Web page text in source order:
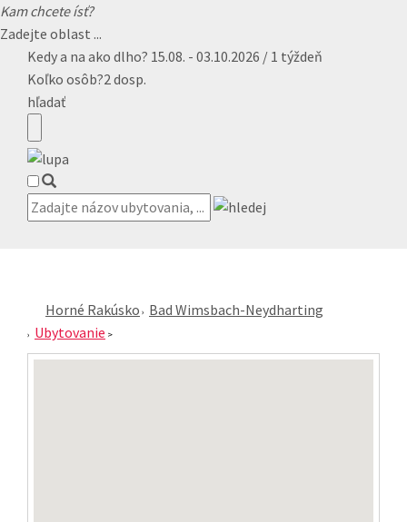
Kam chcete ísť?
Zadejte oblast ...
Kedy a na ako dlho? 15.08. - 03.10.2026 / 1 týždeň
Koľko osôb?2 dosp.
hľadať
Horné Rakúsko Bad Wimsbach-Neydharting
Ubytovanie